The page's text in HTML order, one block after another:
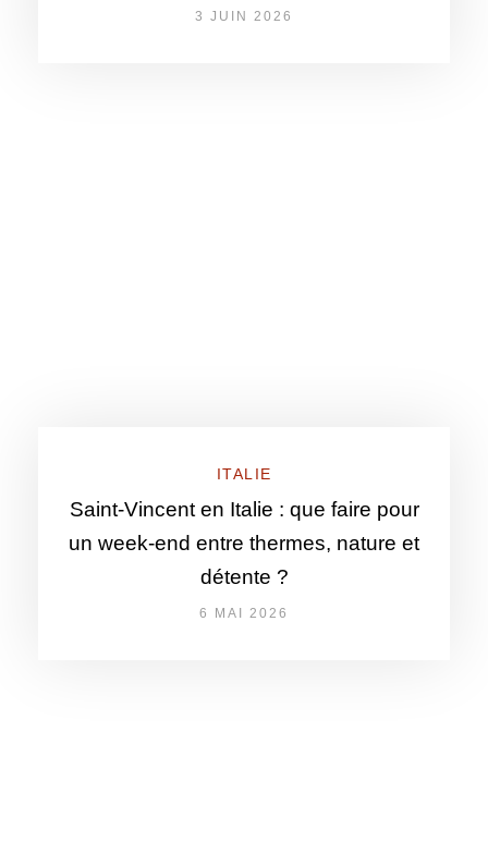
3 JUIN 2026
ITALIE
Saint-Vincent en Italie : que faire pour
un week-end entre thermes, nature et
détente ?
6 MAI 2026